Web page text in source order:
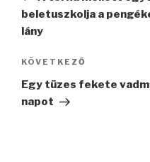
beletuszkolja a
lány
Következő
bejegyzés
KÖVETKEZŐ
Egy tüzes fekete
napot